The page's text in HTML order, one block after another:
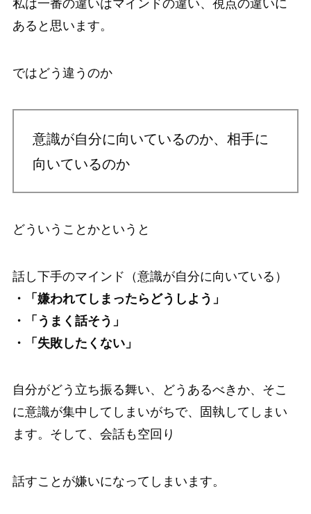
私は一番の違いはマインドの違い、視点の違いに
あると思います。
ではどう違うのか
意識が自分に向いているのか、相手に
向いているのか
どういうことかというと
話し下手のマインド（意識が自分に向いている）
・「嫌われてしまったらどうしよう」
・「うまく話そう」
・「失敗したくない」
自分がどう立ち振る舞い、どうあるべきか、そこ
に意識が集中してしまいがちで、固執してしまい
ます。そして、会話も空回り
話すことが嫌いになってしまいます。